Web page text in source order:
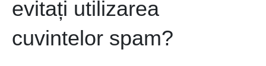
evitați utilizarea
cuvintelor spam?